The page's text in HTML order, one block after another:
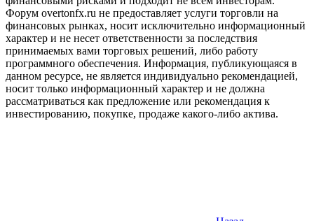
Форум overtonfx.ru не предоставляет услуги торговли на
финансовых рынках, носит исключительно информационный
характер и не несет ответственности за последствия
принимаемых вами торговых решений, либо работу
программного обеспечения. Информация, публикующаяся в
данном ресурсе, не является индивидуально рекомендацией,
носит только информационный характер и не должна
рассматриваться как предложение или рекомендация к
инвестированию, покупке, продаже какого-либо актива.